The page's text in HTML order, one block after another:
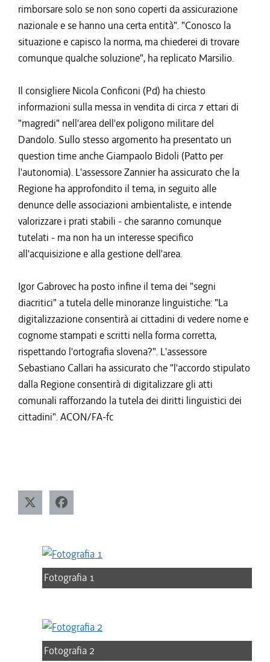
rimborsare solo se non sono coperti da assicurazione
nazionale e se hanno una certa entità". "Conosco la
situazione e capisco la norma, ma chiederei di trovare
comunque qualche soluzione", ha replicato Marsilio.
Il consigliere Nicola Conficoni (Pd) ha chiesto
informazioni sulla messa in vendita di circa 7 ettari di
"magredi" nell'area dell'ex poligono militare del
Dandolo. Sullo stesso argomento ha presentato un
question time anche Giampaolo Bidoli (Patto per
l'autonomia). L'assessore Zannier ha assicurato che la
Regione ha approfondito il tema, in seguito alle
denunce delle associazioni ambientaliste, e intende
valorizzare i prati stabili - che saranno comunque
tutelati - ma non ha un interesse specifico
all'acquisizione e alla gestione dell'area.
Igor Gabrovec ha posto infine il tema dei "segni
diacritici" a tutela delle minoranze linguistiche: "La
digitalizzazione consentirà ai cittadini di vedere nome e
cognome stampati e scritti nella forma corretta,
rispettando l'ortografia slovena?". L'assessore
Sebastiano Callari ha assicurato che "l'accordo stipulato
dalla Regione consentirà di digitalizzare gli atti
comunali rafforzando la tutela dei diritti linguistici dei
cittadini". ACON/FA-fc
Fotografia 1
Fotografia 2